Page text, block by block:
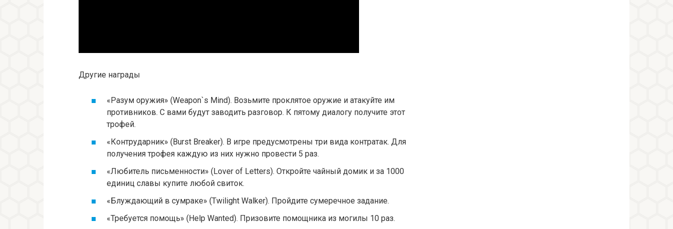
Другие награды
«Разум оружия» (Weapon`s Mind). Возьмите проклятое оружие и атакуйте им
противников. С вами будут заводить разговор. К пятому диалогу получите этот
трофей.
«Контрударник» (Burst Breaker). В игре предусмотрены три вида контратак. Для
получения трофея каждую из них нужно провести 5 раз.
«Любитель письменности» (Lover of Letters). Откройте чайный домик и за 1000
единиц славы купите любой свиток.
«Блуждающий в сумраке» (Twilight Walker). Пройдите сумеречное задание.
«Требуется помощь» (Help Wanted). Призовите помощника из могилы 10 раз.